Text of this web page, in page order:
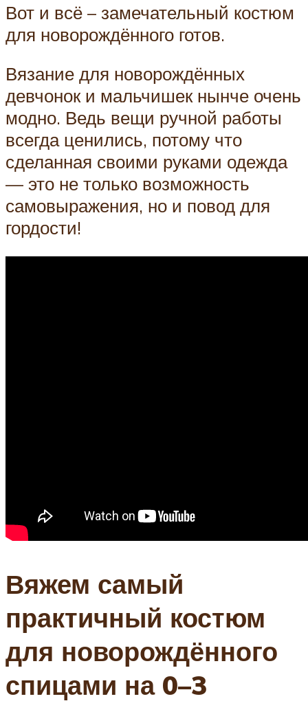
Вот и всё – замечательный костюм
для новорождённого готов.
Вязание для новорождённых
девчонок и мальчишек нынче очень
модно. Ведь вещи ручной работы
всегда ценились, потому что
сделанная своими руками одежда
— это не только возможность
самовыражения, но и повод для
гордости!
Вяжем самый
практичный костюм
для новорождённого
спицами на 0–3